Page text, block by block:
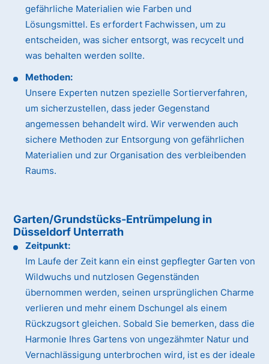
gefährliche Materialien wie Farben und
Lösungsmittel. Es erfordert Fachwissen, um zu
entscheiden, was sicher entsorgt, was recycelt und
was behalten werden sollte.
Methoden:
Unsere Experten nutzen spezielle Sortierverfahren,
um sicherzustellen, dass jeder Gegenstand
angemessen behandelt wird. Wir verwenden auch
sichere Methoden zur Entsorgung von gefährlichen
Materialien und zur Organisation des verbleibenden
Raums.
Garten/Grundstücks-Entrümpelung in
Düsseldorf Unterrath
Zeitpunkt:
Im Laufe der Zeit kann ein einst gepflegter Garten von
Wildwuchs und nutzlosen Gegenständen
übernommen werden, seinen ursprünglichen Charme
verlieren und mehr einem Dschungel als einem
Rückzugsort gleichen. Sobald Sie bemerken, dass die
Harmonie Ihres Gartens von ungezähmter Natur und
Vernachlässigung unterbrochen wird, ist es der ideale